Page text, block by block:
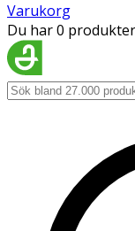
Varukorg
Du har 0